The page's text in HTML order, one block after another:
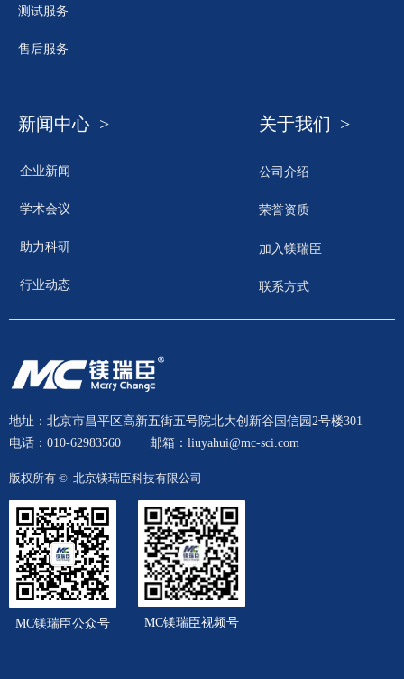
测试服务
售后服务
新闻中心 >
企业新闻
学术会议
助力科研
行业动态
关于我们 >
公司介绍
荣誉资质
加入镁瑞臣
联系方式
版权所有 © 北京镁瑞臣科技有限公司
地址：北京市昌平区高新五街五号院北大创新谷国信园2号楼301
电话：010-62983560 邮箱：liuyahui@mc-sci.com
MC镁瑞臣公众号 MC镁瑞臣视频号